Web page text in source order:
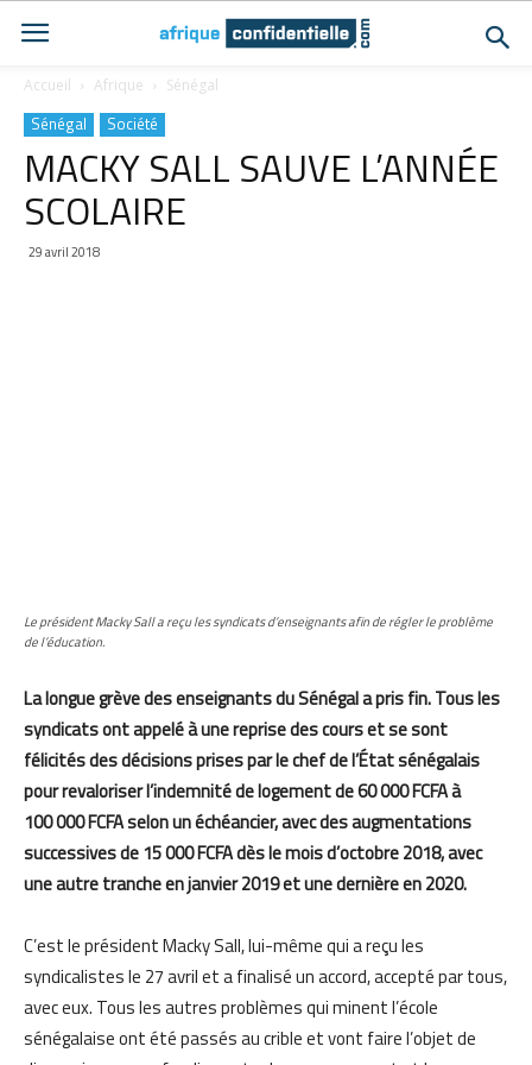
Accueil Afrique Sénégal
Sénégal Société
MACKY SALL SAUVE L’ANNÉE
SCOLAIRE
29 avril 2018
Le président Macky Sall a reçu les syndicats d’enseignants afin de régler le problème
de l’éducation.
La longue grève des enseignants du Sénégal a pris fin. Tous les
syndicats ont appelé à une reprise des cours et se sont
félicités des décisions prises par le chef de l’État sénégalais
pour revaloriser l’indemnité de logement de 60 000 FCFA à
100 000 FCFA selon un échéancier, avec des augmentations
successives de 15 000 FCFA dès le mois d’octobre 2018, avec
une autre tranche en janvier 2019 et une dernière en 2020.
C’est le président Macky Sall, lui-même qui a reçu les
syndicalistes le 27 avril et a finalisé un accord, accepté par tous,
avec eux. Tous les autres problèmes qui minent l’école
sénégalaise ont été passés au crible et vont faire l’objet de